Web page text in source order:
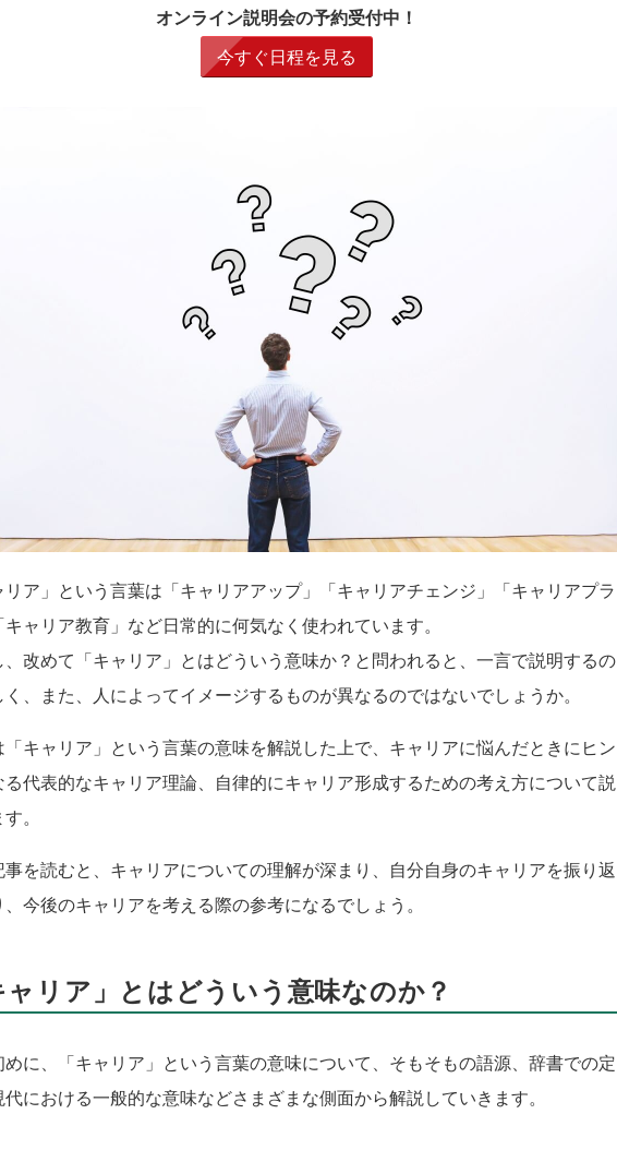
オンライン説明会の予約受付中！
今すぐ日程を見る
リア」という言葉は「キャリアアップ」「キャリアチェンジ」「キャリアプラ
キャリア教育」など日常的に何気なく使われています。
、改めて「キャリア」とはどういう意味か？と問われると、一言で説明するの
く、また、人によってイメージするものが異なるのではないでしょうか。
「キャリア」という言葉の意味を解説した上で、キャリアに悩んだときにヒン
る代表的なキャリア理論、自律的にキャリア形成するための考え方について説
。
事を読むと、キャリアについての理解が深まり、自分自身のキャリアを振り返
、今後のキャリアを考える際の参考になるでしょう。
ャリア」とはどういう意味なのか？
めに、「キャリア」という言葉の意味について、そもそもの語源、辞書での定
代における一般的な意味などさまざまな側面から解説していきます。